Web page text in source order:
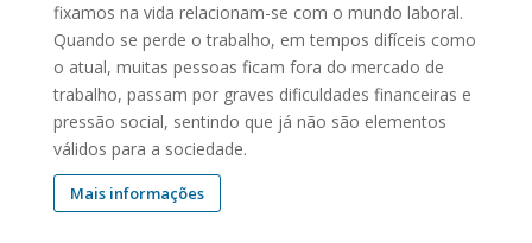
fixamos na vida relacionam-se com o mundo laboral.
Quando se perde o trabalho, em tempos difíceis como
o atual, muitas pessoas ficam fora do mercado de
trabalho, passam por graves dificuldades financeiras e
pressão social, sentindo que já não são elementos
válidos para a sociedade.
Mais informações